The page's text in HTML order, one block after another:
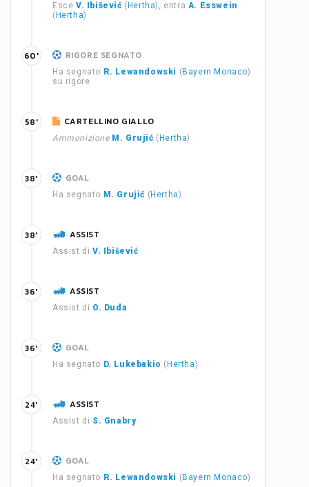
Esce V. Ibišević ( Hertha), entra A. Esswein
( Hertha)
RIGORE SEGNATO
Ha segnato R. Lewandowski ( Bayern Monaco)
su rigore
60'
CARTELLINO GIALLO
Ammonizione M. Grujić ( Hertha)
58'
GOAL
Ha segnato M. Grujić ( Hertha)
38'
ASSIST
Assist di V. Ibišević
38'
ASSIST
Assist di O. Duda
36'
GOAL
Ha segnato D. Lukebakio ( Hertha)
36'
ASSIST
Assist di S. Gnabry
24'
GOAL
Ha segnato R. Lewandowski ( Bayern Monaco)
24'